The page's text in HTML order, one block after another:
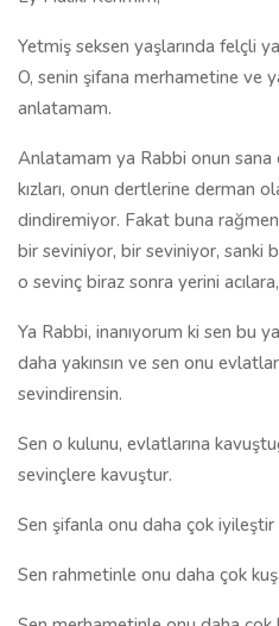
Yetmiş seksen yaşlarında felçli
O, senin şifana merhametine ve
anlatamam.
Anlatamam ya Rabbi onun sana
kızları, onun dertlerine derman
dindiremiyor. Fakat buna
bir seviniyor, bir seviniyor, sanki
o sevinç biraz sonra yerini acılara,
Ya Rabbi, inanıyorum ki sen bu
daha yakınsın ve sen onu
sevindirensin.
Sen o kulunu, evlatlarına
sevinçlere kavuştur.
Sen şifanla onu daha çok iyileştir
Sen rahmetinle onu daha çok